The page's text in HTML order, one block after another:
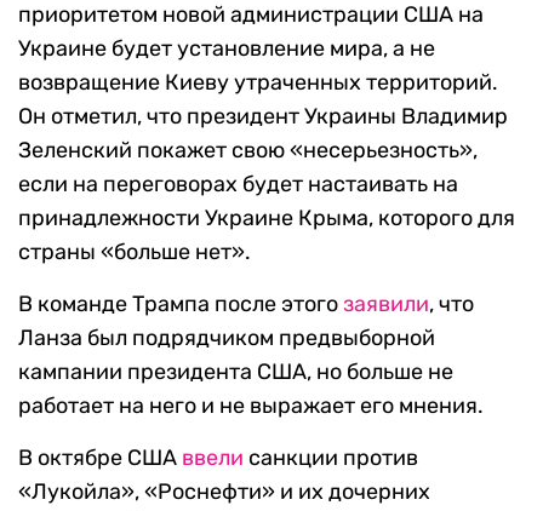
приоритетом новой администрации США на
Украине будет установление мира, а не
возвращение Киеву утраченных территорий.
Он отметил, что президент Украины Владимир
Зеленский покажет свою «несерьезность»,
если на переговорах будет настаивать на
принадлежности Украине Крыма, которого для
страны «больше нет».
В команде Трампа после этогозаявили, что
Ланза был подрядчиком предвыборной
кампании президента США, но больше не
работает на него и не выражает его мнения.
В октябре США ввели санкции против
«Лукойла», «Роснефти» и их дочерних